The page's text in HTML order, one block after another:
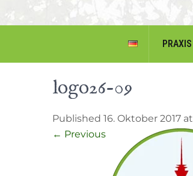
PRAXIS
logo26-09
Published 16. Oktober 2017 at
← Previous